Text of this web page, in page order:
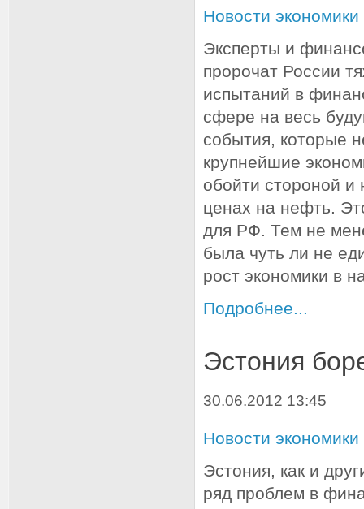
Новости экономики
Эксперты и
пророчат России
испытаний в
сфере на весь
события, которые
крупнейшие
обойти стороной
ценах на нефть.
для РФ. Тем не
была чуть ли не
рост экономики в
Подробнее...
Эстония
30.06.2012 13:45
Новости экономики
Эстония, как и
ряд проблем в